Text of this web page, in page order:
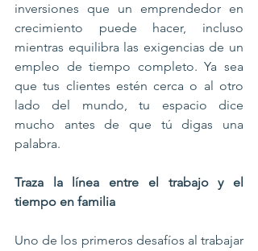
inversiones que un emprendedor en
crecimiento puede hacer, incluso
mientras equilibra las exigencias de un
empleo de tiempo completo. Ya sea
que tus clientes estén cerca o al otro
lado del mundo, tu espacio dice
mucho antes de que tú digas una
palabra.
Traza la línea entre el trabajo y el
tiempo en familia
Uno de los primeros desafíos al trabajar